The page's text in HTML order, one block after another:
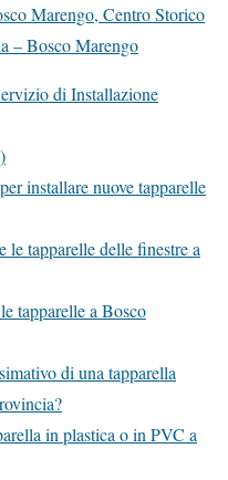
Marengo, Centro Storico
– Bosco Marengo
di Installazione
installare nuove tapparelle
le tapparelle delle finestre a
tapparelle a Bosco
di una tapparella
in plastica o in PVC a